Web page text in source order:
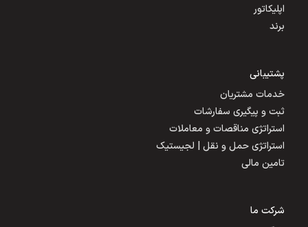
اپلیکاتور
برند
پشتیبانی
خدمات مشتریان
ثبت و پیگیری سفارشات
استراتژی مناقصات و معاملات
استراتژی حمل و نقل | لجیستیک
تامین مالی
شرکت ما